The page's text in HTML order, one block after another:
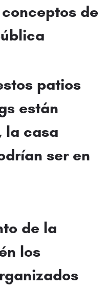
de
patios
están
la casa
ser en
de la
los